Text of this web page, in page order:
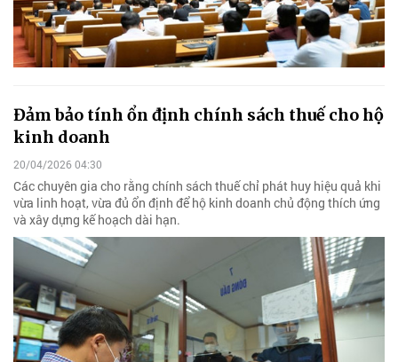
Đảm bảo tính ổn định chính sách thuế cho hộ
kinh doanh
20/04/2026 04:30
Các chuyên gia cho rằng chính sách thuế chỉ phát huy hiệu quả khi
vừa linh hoạt, vừa đủ ổn định để hộ kinh doanh chủ động thích ứng
và xây dựng kế hoạch dài hạn.